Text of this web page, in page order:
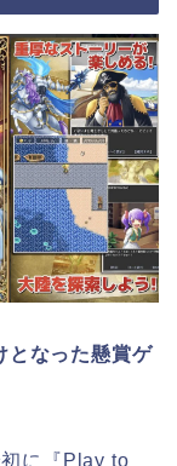
となった懸賞ゲ
に『Play to